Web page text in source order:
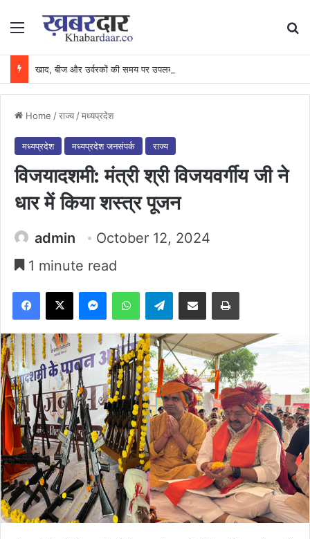
Menu
Home /राज्य /मध्यप्रदेश
मध्यप्रदेश मध्यप्रदेश जनसंपर्क राज्य
विजयादशमी: मंत्री श्री विजयवर्गीय जी ने
धार ​में किया शस्त्र पूजन
admin
October 12, 2024
1 minute read
Facebook
X MessengerWhatsAppTelegramShare via Email Print